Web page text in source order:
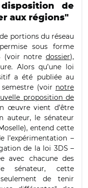
de
aux régions"
portions du réseau
sous forme
(voir notre dossier),
Alors qu’une loi
a été publiée au
(voir notre
proposition de
œuvre vient d’être
auteur, le sénateur
entend cette
l’expérimentation –
de la loi 3DS –
avec chacune des
sénateur, cette
de tenir